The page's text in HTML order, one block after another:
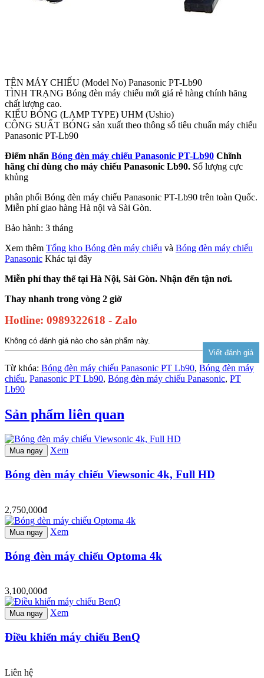
TÊN MÁY CHIẾU (Model No) Panasonic PT-Lb90
TÌNH TRẠNG Bóng đèn máy chiếu mới giá rẻ hàng chính hãng
chất lượng cao.
KIỂU BÓNG (LAMP TYPE) UHM (Ushio)
CÔNG SUẤT BÓNG sản xuất theo thông số tiêu chuẩn máy chiếu
Panasonic PT-Lb90
Điểm nhấn Bóng đèn máy chiếu Panasonic PT-Lb90 Chĩnh
hãng chỉ dùng cho máy chiếu Panasonic Lb90. Số lượng cực
khủng
phân phối Bóng đèn máy chiếu Panasonic PT-Lb90 trên toàn Quốc.
Miễn phí giao hàng Hà nội và Sài Gòn.
Bảo hành: 3 tháng
Xem thêm Tổng kho Bóng đèn máy chiếu và Bóng đèn máy chiếu
Panasonic Khác tại đây
Miễn phí thay thế tại Hà Nội, Sài Gòn. Nhận đến tận nơi.
Thay nhanh trong vòng 2 giờ
Hotline: 0989322618 - Zalo
Không có đánh giá nào cho sản phẩm này.
Từ khóa: Bóng đèn máy chiếu Panasonic PT Lb90, Bóng đèn máy
chiếu, Panasonic PT Lb90, Bóng đèn máy chiếu Panasonic, PT
Lb90
Sản phẩm liên quan
Mua ngay Xem
Bóng đèn máy chiếu Viewsonic 4k, Full HD
2,750,000đ
Mua ngay Xem
Bóng đèn máy chiếu Optoma 4k
3,100,000đ
Mua ngay Xem
Điều khiển máy chiếu BenQ
Liên hệ